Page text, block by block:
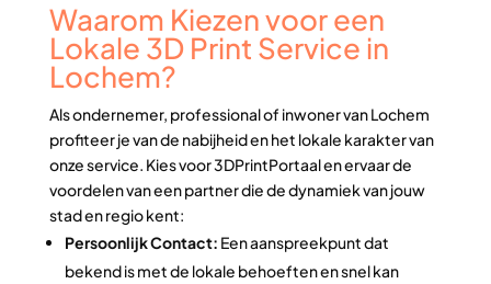
Waarom Kiezen voor een
Lokale 3D Print Service in
Lochem?
Als ondernemer, professional of inwoner van Lochem
profiteer je van de nabijheid en het lokale karakter van
onze service. Kies voor 3DPrintPortaal en ervaar de
voordelen van een partner die de dynamiek van jouw
stad en regio kent:
Persoonlijk Contact: Een aanspreekpunt dat
bekend is met de lokale behoeften en snel kan